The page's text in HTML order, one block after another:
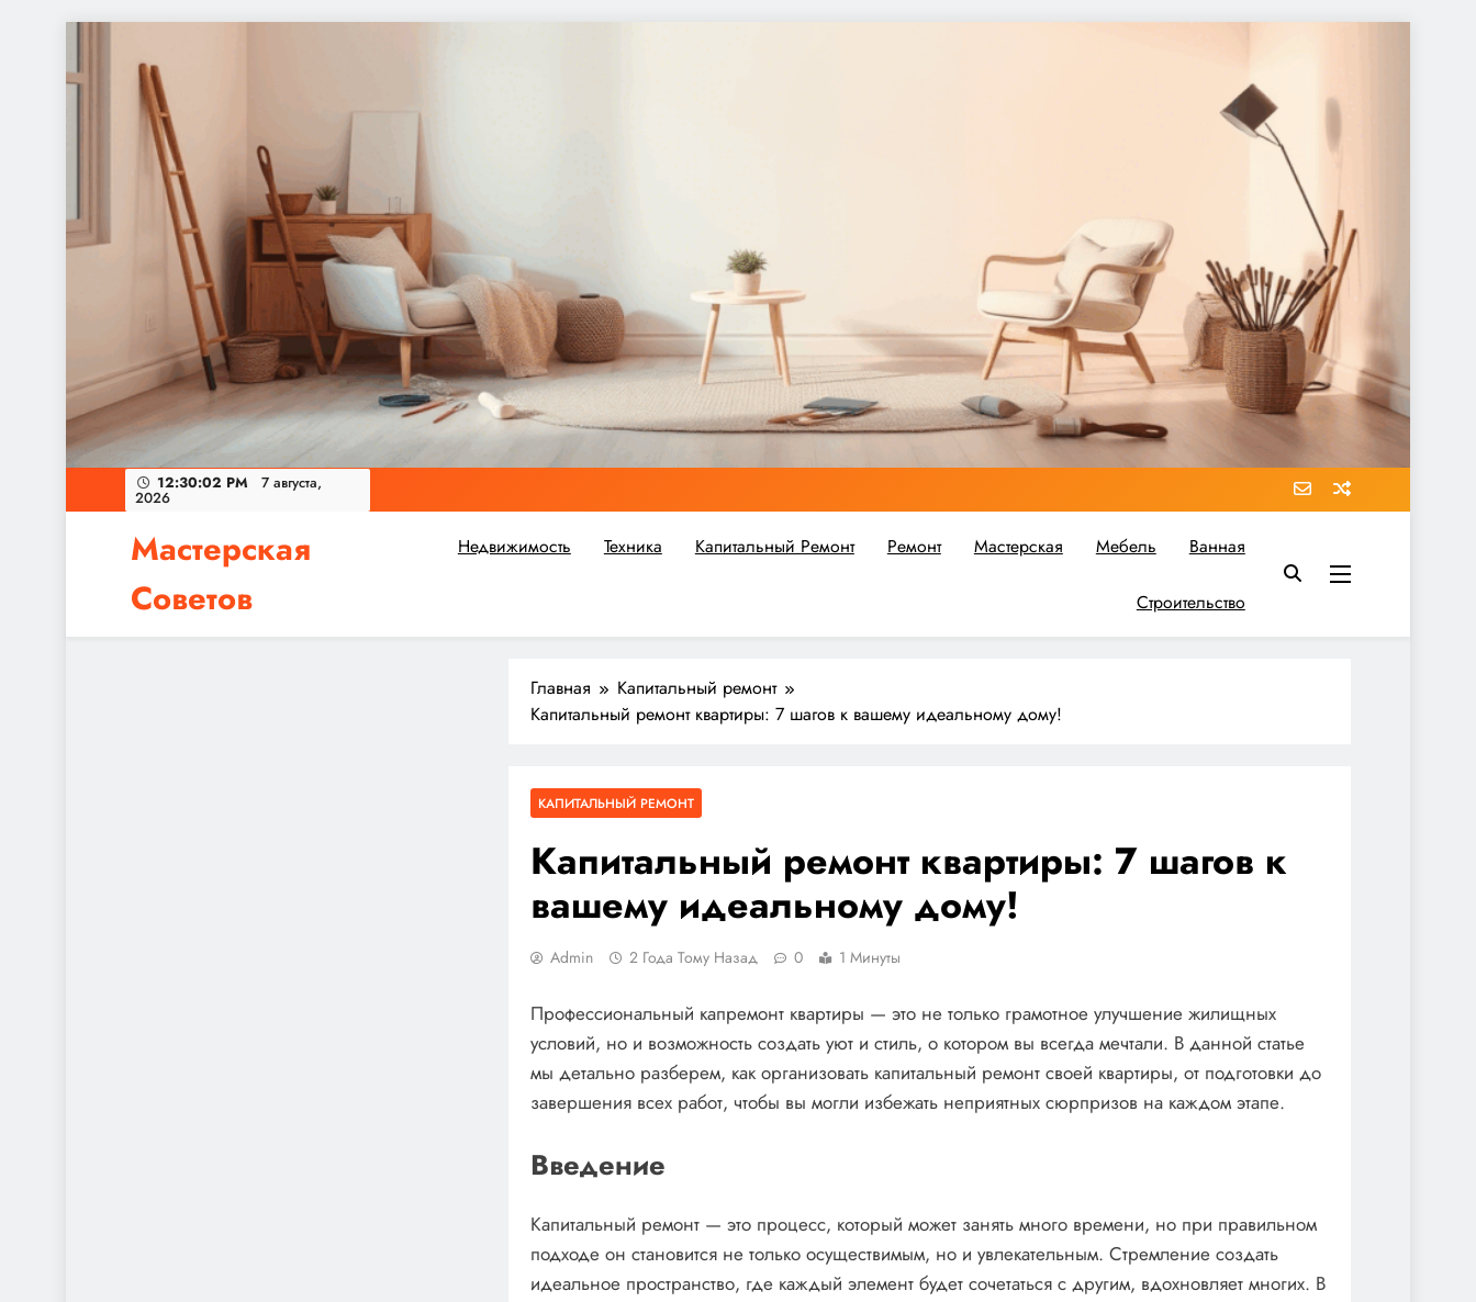
содержимому
12:30:03 PM 7 августа, 2026
Мастерская
Советов
Независимо от того, планируете ли вы небольшой ремонт или крупное строительство, в Мастерской Советов вы найдете все необходимое для реализации своих идей!
Недвижимость Техника Капитальный Ремонт Ремонт Мастерская Мебель Ванная
Строительство
Главная
Капитальный ремонт
Капитальный ремонт квартиры: 7 шагов к вашему идеальному дому!
КАПИТАЛЬНЫЙ РЕМОНТ
Капитальный ремонт квартиры: 7 шагов к
вашему идеальному дому!
Admin 2 Года Тому Назад 0 1 Минуты
Профессиональный капремонт квартиры — это не только грамотное улучшение жилищных
условий, но и возможность создать уют и стиль, о котором вы всегда мечтали. В данной статье
мы детально разберем, как организовать капитальный ремонт своей квартиры, от подготовки до
завершения всех работ, чтобы вы могли избежать неприятных сюрпризов на каждом этапе.
Введение
Капитальный ремонт — это процесс, который может занять много времени, но при правильном
подходе он становится не только осуществимым, но и увлекательным. Стремление создать
идеальное пространство, где каждый элемент будет сочетаться с другим, вдохновляет многих. В